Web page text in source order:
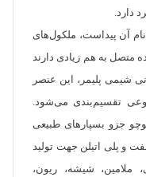
دارد.
آن پیداست، ملکول‌های
متصل به هم زیادی دارند
شیمی پلیمر، این عنصر
تقسیم‌بندی می‌شود.
جزو بسپارهای طبیعی
و پلی اتیلن جهت تولید
ملامین، شیشه، ریون،